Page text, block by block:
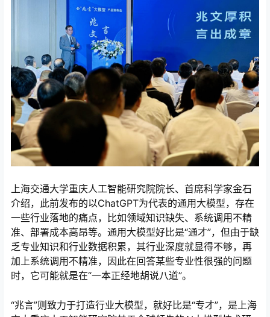
上海交通大学重庆人工智能研究院院长、首席科学家金石
介绍，此前发布的以ChatGPT为代表的通用大模型，存在
一些行业落地的痛点，比如领域知识缺失、系统调用不精
准、部署成本高昂等。通用大模型好比是“通才”，但由于缺
乏专业知识和行业数据积累，其行业深度就显得不够，再
加上系统调用不精准，因此在回答某些专业性很强的问题
时，它可能就是在“一本正经地胡说八道”。
“兆言”则致力于打造行业大模型，就好比是“专才”，是上海